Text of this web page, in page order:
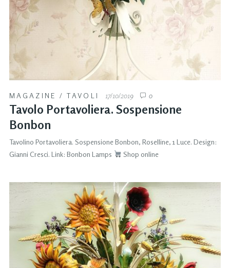
MAGAZINE /TAVOLI 17/10/2019 0
Tavolo Portavoliera. Sospensione
Bonbon
Tavolino Portavoliera. Sospensione Bonbon, Roselline, 1 Luce. Design:
Gianni Cresci. Link: Bonbon Lamps
Shop online